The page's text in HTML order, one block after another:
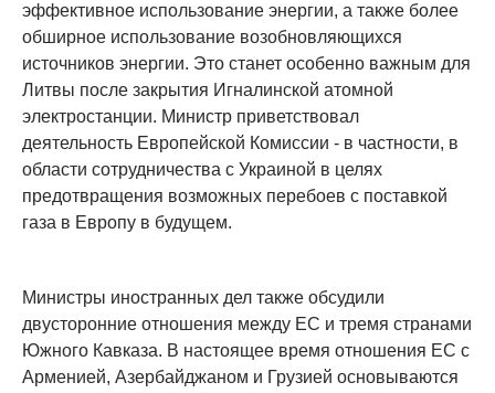
эффективное использование энергии, а также более
обширное использование возобновляющихся
источников энергии. Это станет особенно важным для
Литвы после закрытия Игналинской атомной
электростанции. Министр приветствовал
деятельность Европейской Комиссии - в частности, в
области сотрудничества с Украиной в целях
предотвращения возможных перебоев с поставкой
газа в Европу в будущем.
Министры иностранных дел также обсудили
двусторонние отношения между ЕС и тремя странами
Южного Кавказа. В настоящее время отношения ЕС с
Арменией, Азербайджаном и Грузией основываются